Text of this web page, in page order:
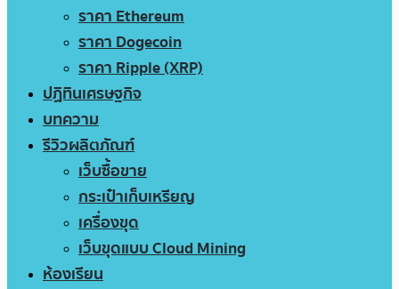
ราคา Ethereum
ราคา Dogecoin
ราคา Ripple (XRP)
ปฏิทินเศรษฐกิจ
บทความ
รีวิวผลิตภัณฑ์
เว็บซื้อขาย
กระเป๋าเก็บเหรียญ
เครื่องขุด
เว็บขุดแบบ Cloud Mining
ห้องเรียน